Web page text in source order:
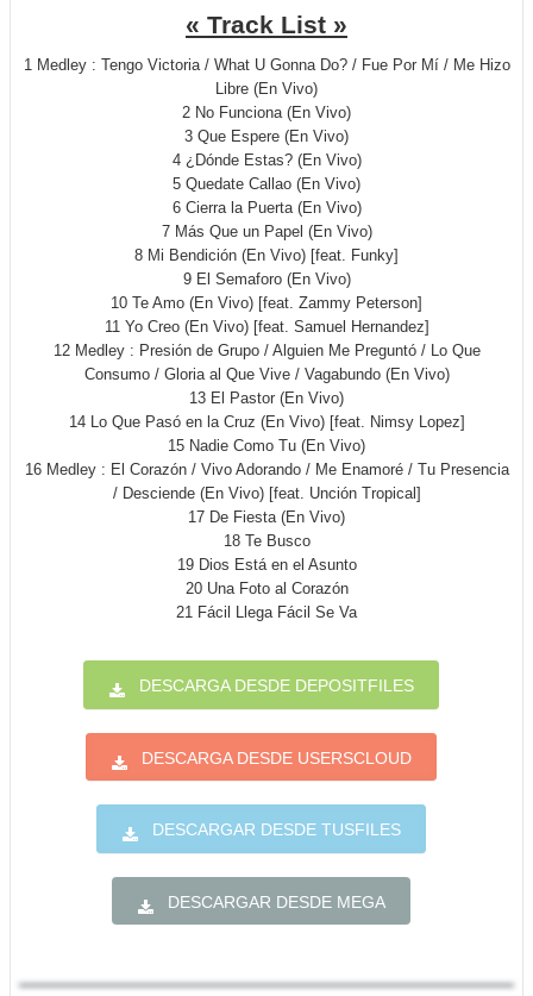
« Track List »
1 Medley : Tengo Victoria / What U Gonna Do? / Fue Por Mí / Me Hizo
Libre (En Vivo)
2 No Funciona (En Vivo)
3 Que Espere (En Vivo)
4 ¿Dónde Estas? (En Vivo)
5 Quedate Callao (En Vivo)
6 Cierra la Puerta (En Vivo)
7 Más Que un Papel (En Vivo)
8 Mi Bendición (En Vivo) [feat. Funky]
9 El Semaforo (En Vivo)
10 Te Amo (En Vivo) [feat. Zammy Peterson]
11 Yo Creo (En Vivo) [feat. Samuel Hernandez]
12 Medley : Presión de Grupo / Alguien Me Preguntó / Lo Que
Consumo / Gloria al Que Vive / Vagabundo (En Vivo)
13 El Pastor (En Vivo)
14 Lo Que Pasó en la Cruz (En Vivo) [feat. Nimsy Lopez]
15 Nadie Como Tu (En Vivo)
16 Medley : El Corazón / Vivo Adorando / Me Enamoré / Tu Presencia
/ Desciende (En Vivo) [feat. Unción Tropical]
17 De Fiesta (En Vivo)
18 Te Busco
19 Dios Está en el Asunto
20 Una Foto al Corazón
21 Fácil Llega Fácil Se Va
DESCARGA DESDE DEPOSITFILES
DESCARGA DESDE USERSCLOUD
DESCARGAR DESDE TUSFILES
DESCARGAR DESDE MEGA